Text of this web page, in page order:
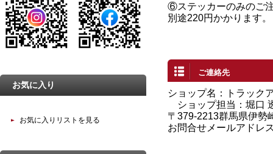
⑥ステッカーのみのご
別途220円かかります。
ご連絡先
ショップ名：トラック
ショップ担当：堀口
〒379-2213群馬県伊勢
お問合せメールアドレ
お気に入り
お気に入りリストを見る